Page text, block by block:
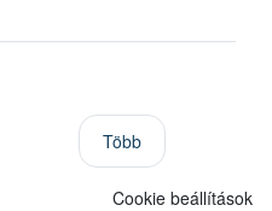
Több
Cookie beállítások